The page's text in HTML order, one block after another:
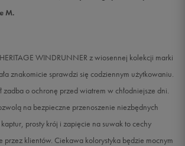
M.
WINDRUNNER z wiosennej kolekcji marki
znakomicie sprawdzi się codziennym użytkowaniu.
zadba o ochronę przed wiatrem w chłodniejsze dni.
na bezpieczne przenoszenie niezbędnych
prosty krój i zapięcie na suwak to cechy
przez klientów. Ciekawa kolorystyka będzie mocnym